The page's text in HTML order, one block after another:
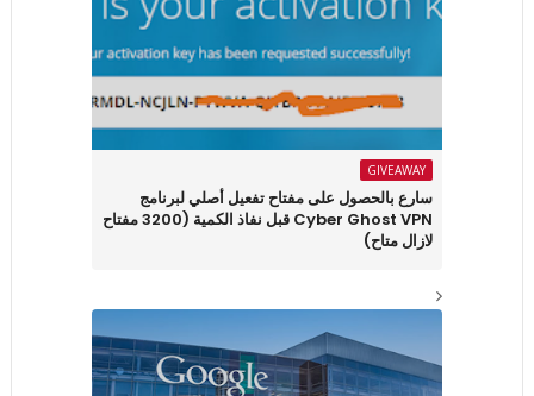
GIVEAWAY
سارع بالحصول على مفتاح تفعيل أصلي لبرنامج
Cyber Ghost VPN قبل نفاذ الكمية (3200 مفتاح
لازال متاح)